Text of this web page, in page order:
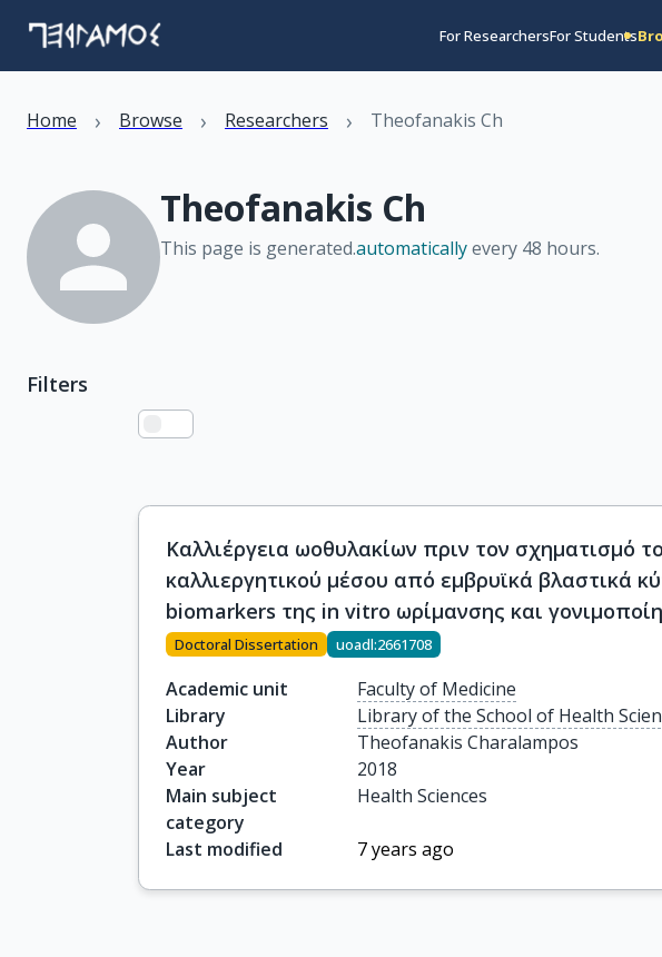
For ResearchersFor Students
Home › Browse › Researchers › Theofanakis Ch
Theofanakis Ch
This page is generated.automaticallyevery 48 hours.
Filters
Καλλιέργεια ωοθυλακίων πριν τον σχηματισμό
καλλιεργητικού μέσου από εμβρυϊκά βλαστικά
biomarkers της in vitro ωρίμανσης και
Doctoral Dissertation uoadl:2661708
Academic unit
Faculty of Medicine
Library
Library of the School of Health
Author
Theofanakis Charalampos
Year
2018
Main subject
category
Health Sciences
Last modified 7 years ago